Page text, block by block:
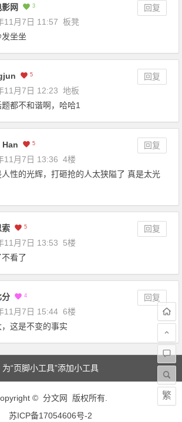
网 3
回复
11月7日 11:57 板凳
坐坐
5
回复
11月7日 12:23 地板
都不和谐啊，哈哈1
5
回复
11月7日 13:36 4楼
人性的光辉，打砸抢的人太狭隘了 真是太光
索 5
回复
11月7日 13:53
5楼
看了
分 4
回复
11月7日 15:44 6楼
这是不变的事实
为“页脚小工具”添加小工具
© 分文网 版权所有.
苏ICP备17054606号-2
繁